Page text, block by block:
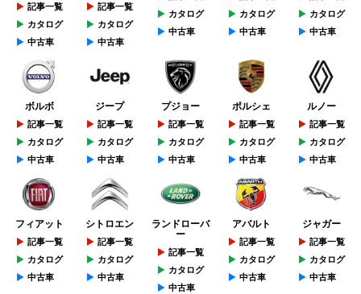
記事一覧
カタログ
中古車
記事一覧
カタログ
中古車
カタログ
中古車
カタログ
中古車
カタログ
中古車
ボルボ
記事一覧
カタログ
中古車
ジープ
記事一覧
カタログ
中古車
プジョー
記事一覧
カタログ
中古車
ポルシェ
記事一覧
カタログ
中古車
ルノー
記事一覧
カタログ
中古車
フィアット
記事一覧
カタログ
中古車
シトロエン
記事一覧
カタログ
中古車
ランドローバ
ー
記事一覧
カタログ
中古車
アバルト
記事一覧
カタログ
中古車
ジャガー
記事一覧
カタログ
中古車